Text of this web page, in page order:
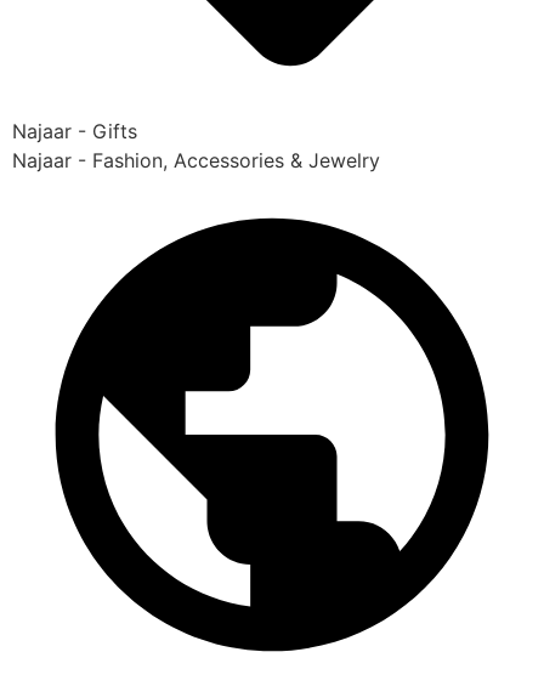
Najaar - Gifts
Najaar - Fashion, Accessories & Jewelry